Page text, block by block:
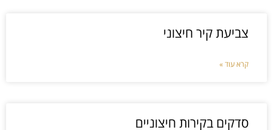
צביעת קיר חיצוני
קרא עוד »
סדקים בקירות חיצוניים